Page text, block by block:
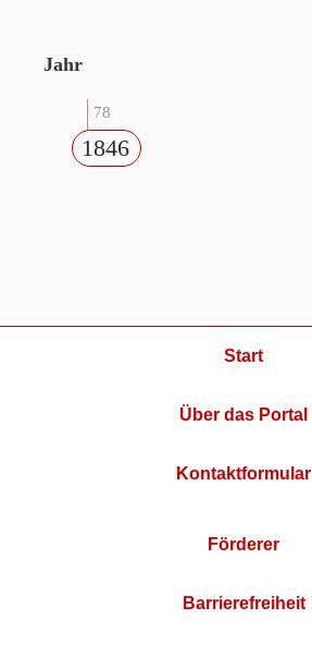
Jahr
78
1846
Start
Über das Portal
Kontaktformular
Förderer
Barrierefreiheit